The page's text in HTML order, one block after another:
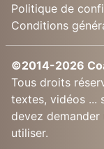
Politique de
Conditions
©2014-2026
Tous droits
textes, vidéos ...
devez
utiliser.